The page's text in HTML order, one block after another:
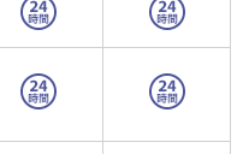
グTOP
イザー）